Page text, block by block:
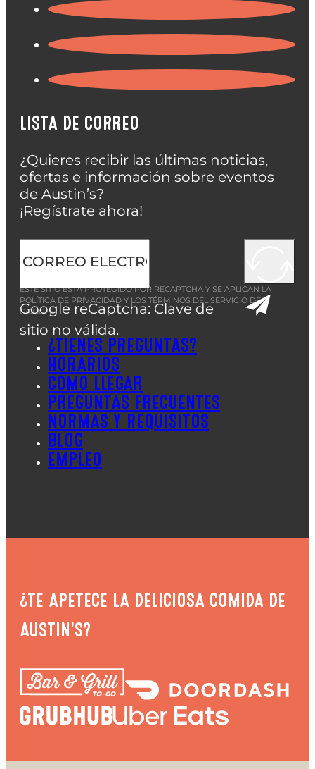
LISTA DE CORREO
¿Quieres recibir las últimas noticias,
ofertas e información sobre eventos
de Austin’s?
¡Regístrate ahora!
Google reCaptcha: Clave de
sitio no válida.
ESTE SITIO ESTÁ PROTEGIDO POR RECAPTCHA Y SE APLICAN LA
POLÍTICA DE PRIVACIDAD Y LOS TÉRMINOS DEL SERVICIO DE
GOOGLE.
¿TIENES PREGUNTAS?
HORARIOS
CÓMO LLEGAR
PREGUNTAS FRECUENTES
NORMAS Y REQUISITOS
BLOG
EMPLEO
¿TE APETECE LA DELICIOSA COMIDA DE
AUSTIN'S?